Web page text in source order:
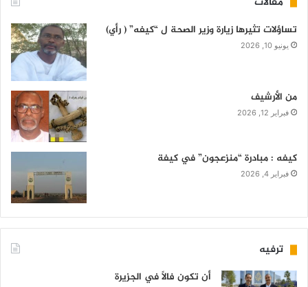
تساؤلات تثيرها زيارة وزير الصحة ل “كيفه” ( رأي)
يونيو 10, 2026
من الأرشيف
فبراير 12, 2026
كيفه : مبادرة “منزعجون” في كيفة
فبراير 4, 2026
ترفيه
أن تكون فالاً في الجزيرة